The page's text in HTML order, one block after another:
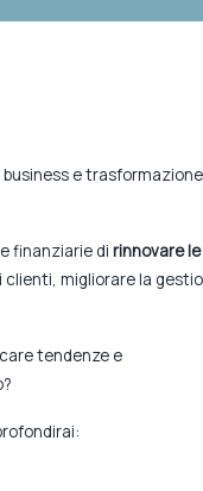
e trasformazione
finanziarie di rinnovare le
migliorare la
tendenze e